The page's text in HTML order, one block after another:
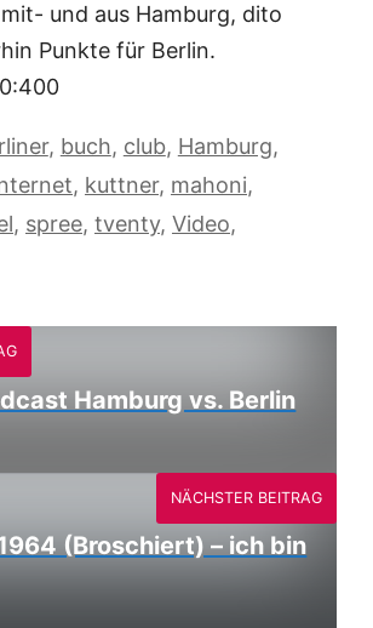
und aus Hamburg, dito
Punkte für Berlin.
, buch, club, Hamburg,
, kuttner, mahoni,
, spree, tventy, Video,
Hamburg vs. Berlin
(Broschiert) – ich bin
NÄCHSTER BEITRAG